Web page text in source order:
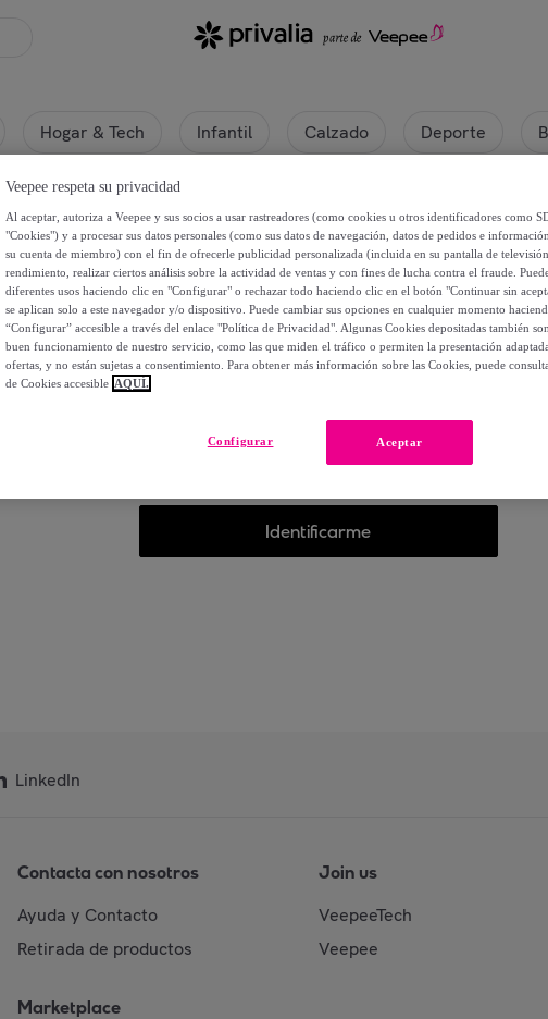
Hogar & Tech Infantil Calzado Deporte
Regístrate y accede a todos los productos visibles para nuestros
Identificarme
LinkedIn
Contacta con nosotros
Ayuda y Contacto
Retirada de productos
Marketplace
Join us
VeepeeTech
Veepee
Veepee respeta su privacidad
Al aceptar, autoriza a Veepee y sus socios a usar rastreadores (como cookies u otros identificadores como
"Cookies") y a procesar sus datos personales (como sus datos de navegación, datos de pedidos e
su cuenta de miembro) con el fin de ofrecerle publicidad personalizada (incluida en su pantalla de
rendimiento, realizar ciertos análisis sobre la actividad de ventas y con fines de lucha contra el fraude.
diferentes usos haciendo clic en "Configurar" o rechazar todo haciendo clic en el botón "Continuar sin
se aplican solo a este navegador y/o dispositivo. Puede cambiar sus opciones en cualquier momento
“Configurar” accesible a través del enlace "Política de Privacidad". Algunas Cookies depositadas también
buen funcionamiento de nuestro servicio, como las que miden el tráfico o permiten la presentación
ofertas, y no están sujetas a consentimiento. Para obtener más información sobre las Cookies, puede
de Cookies accesible AQUÍ.
Aceptar
Configurar